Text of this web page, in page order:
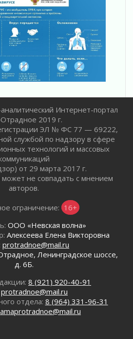
сентября
порядок на дорогах и в
в Ленобласти 30 июля
и сухая погода
района
область на
в Москве
Отечества» для
в Выборге
Интернет-портал
2019 г.
ЭЛ № ФС 77 — 69222,
службой по надзору в сфере
технологий и массовых
от 29 марта 2017 г.
не совпадать с мнением
авторов.
ограничение: 16+
ООО «Невская волна»
Алексеева Елена Викторовна
protradnoe@mail.ru
Ленинградское шоссе,
д. 6Б.
8 (921) 920-40-91
protradnoe@mail.ru
отдела: 8 (964) 331-96-31